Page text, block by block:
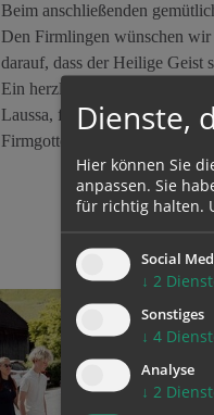
Beim anschließenden
Den Firmlingen wünschen wir
darauf, dass der Heilige Geist
Ein herzliches Dankeschön
Laussa, für die hervorragende
Firmgottesdienstes. Ebenso
Dienste,
Hier können Sie
anpassen. Sie
für richtig halten.
Social
↓ 2
Sonstiges
↓ 4
Analyse
↓ 2